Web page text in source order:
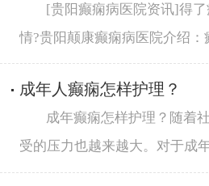
[贵阳癫痫病医院资讯]得
情?贵阳颠康癫痫病医院介绍：
成年人癫痫怎样护理？
成年癫痫怎样护理？随着
受的压力也越来越大。对于成